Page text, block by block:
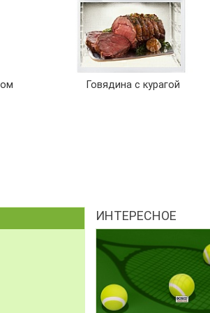
Говядина с курагой
ИНТЕРЕСНОЕ